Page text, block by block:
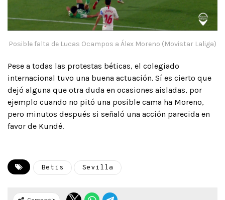
Posible falta de Lucas Ocampos a Álex Moreno (Movistar Laliga)
Pese a todas las protestas béticas, el colegiado
internacional tuvo una buena actuación. Sí es cierto que
dejó alguna que otra duda en ocasiones aisladas, por
ejemplo cuando no pitó una posible cama ha Moreno,
pero minutos después si señaló una acción parecida en
favor de Kundé.
Betis Sevilla